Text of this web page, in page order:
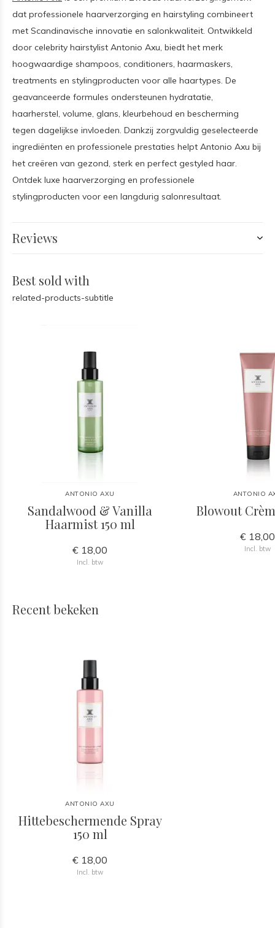
dat professionele haarverzorging en hairstyling combineert
met Scandinavische innovatie en salonkwaliteit. Ontwikkeld
door celebrity hairstylist Antonio Axu, biedt het merk
hoogwaardige shampoos, conditioners, haarmaskers,
treatments en stylingproducten voor alle haartypes. De
geavanceerde formules ondersteunen hydratatie,
haarherstel, volume, glans, kleurbehoud en bescherming
tegen dagelijkse invloeden. Dankzij zorgvuldig geselecteerde
ingrediënten en professionele prestaties helpt Antonio Axu bij
het creëren van gezond, sterk en perfect gestyled haar.
Ontdek luxe haarverzorging en professionele
stylingproducten voor een langdurig salonresultaat.
Reviews
Best sold with
related-products-subtitle
ANTONIO AXU
Sandalwood & Vanilla
Haarmist 150 ml
€ 18,00
Incl. btw
ANTONIO
Blowout
€ 18,00
Incl. btw
Recent bekeken
ANTONIO AXU
Hittebeschermende Spray
150 ml
€ 18,00
Incl. btw